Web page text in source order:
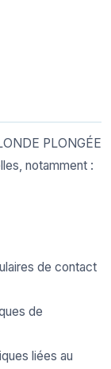
PLONGÉE
notamment :
de contact
de
liées au